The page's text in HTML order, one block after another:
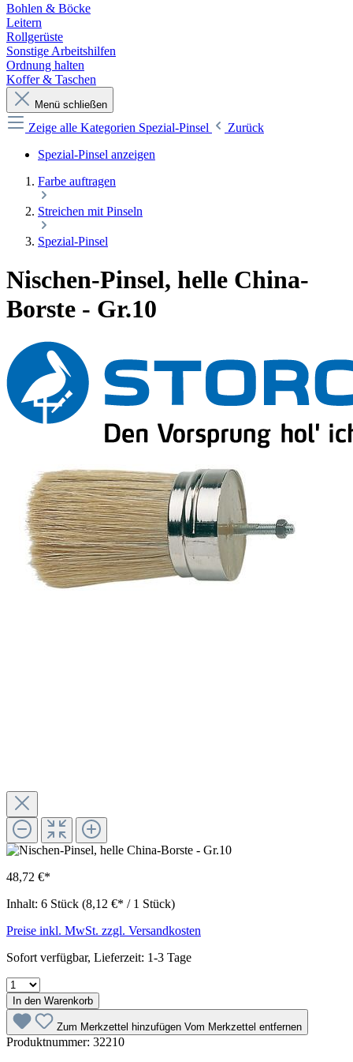
Bohlen & Böcke
Leitern
Rollgerüste
Sonstige Arbeitshilfen
Ordnung halten
Koffer & Taschen
Menü schließen
Zeige alle Kategorien Spezial-Pinsel
Zurück
Spezial-Pinsel anzeigen
Farbe auftragen
Streichen mit Pinseln
Spezial-Pinsel
Nischen-Pinsel, helle China-
Borste - Gr.10
48,72 €*
Inhalt: 6 Stück (8,12 €* / 1 Stück)
Preise inkl. MwSt. zzgl. Versandkosten
Sofort verfügbar, Lieferzeit: 1-3 Tage
In den Warenkorb
Zum Merkzettel hinzufügen Vom Merkzettel entfernen
Produktnummer: 32210